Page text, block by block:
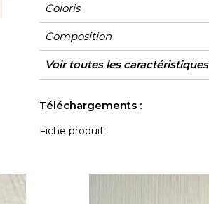
Coloris
Composition
Largeur
Hauteur
Poids g/m²
Entretien
Pose colle
Dépose
Norme COV
ASTME84
Norme euroclass
Pays d'origine
Voir toutes les caractéristiques
Téléchargements :
Fiche produit